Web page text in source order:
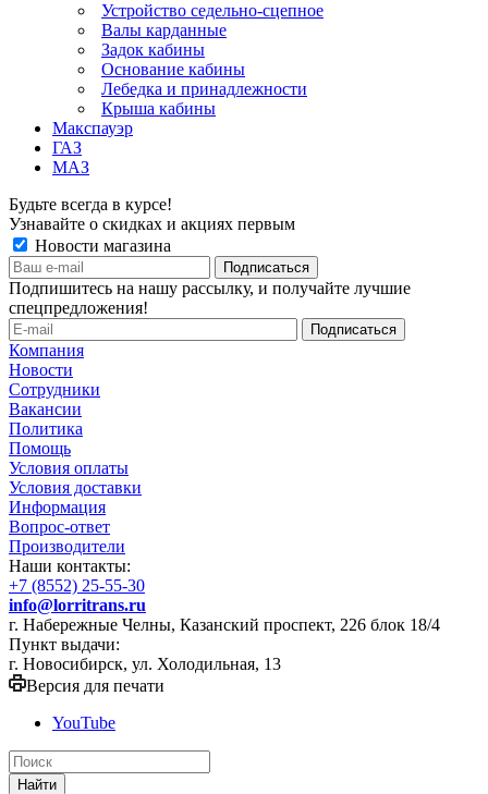
Устройство седельно-сцепное
Валы карданные
Задок кабины
Основание кабины
Лебедка и принадлежности
Крыша кабины
Макспауэр
ГАЗ
МАЗ
Будьте всегда в курсе!
Узнавайте о скидках и акциях первым
Новости магазина
Подпишитесь на нашу рассылку, и получайте лучшие
спецпредложения!
Компания
Новости
Сотрудники
Вакансии
Политика
Помощь
Условия оплаты
Условия доставки
Информация
Вопрос-ответ
Производители
Наши контакты:
+7 (8552) 25-55-30
info@lorritrans.ru
г. Набережные Челны, Казанский проспект, 226 блок 18/4
Пункт выдачи:
г. Новосибирск, ул. Холодильная, 13
Версия для печати
YouTube
Найти